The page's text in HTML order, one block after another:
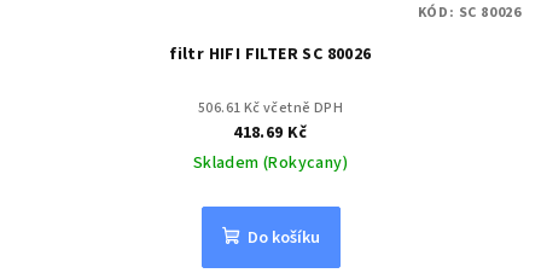
filtr HIFI FILTER SC 80026
506.61 Kč včetně DPH
418.69 Kč
Skladem (Rokycany)
Do košíku
KÓD: SC 80026